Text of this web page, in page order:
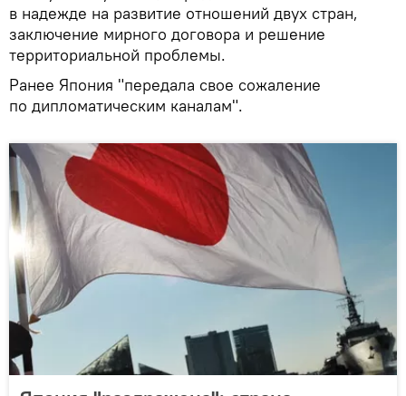
в надежде на развитие отношений двух стран,
заключение мирного договора и решение
территориальной проблемы.
Ранее Япония "передала свое сожаление
по дипломатическим каналам".